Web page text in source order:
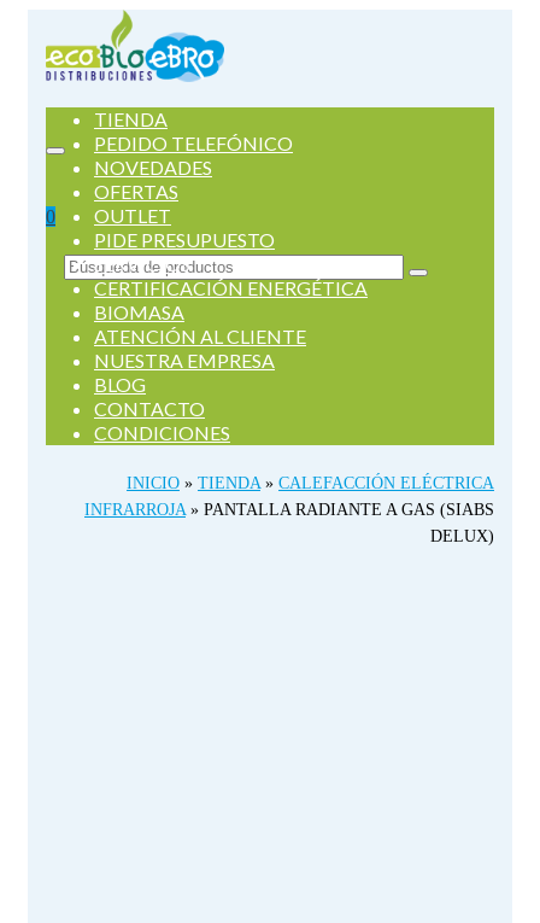
0
Buscar
por:
TIENDA
PEDIDO TELEFÓNICO
NOVEDADES
OFERTAS
OUTLET
PIDE PRESUPUESTO
SERVICIOS
CERTIFICACIÓN ENERGÉTICA
BIOMASA
ATENCIÓN AL CLIENTE
NUESTRA EMPRESA
BLOG
CONTACTO
CONDICIONES
INICIO » TIENDA » CALEFACCIÓN ELÉCTRICA
INFRARROJA » PANTALLA RADIANTE A GAS (SIABS
DELUX)